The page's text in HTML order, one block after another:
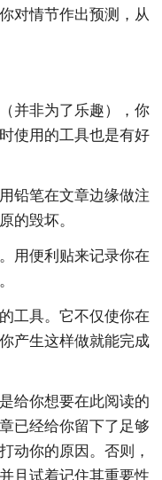
对情节作出预测，从
并非为了乐趣），你
使用的工具也是有好
铅笔在文章边缘做注
的毁坏。
用便利贴来记录你在
工具。它不仅使你在
产生这样做就能完成
给你想要在此阅读的
已经给你留下了足够
动你的原因。否则，
且试着记住其重要性